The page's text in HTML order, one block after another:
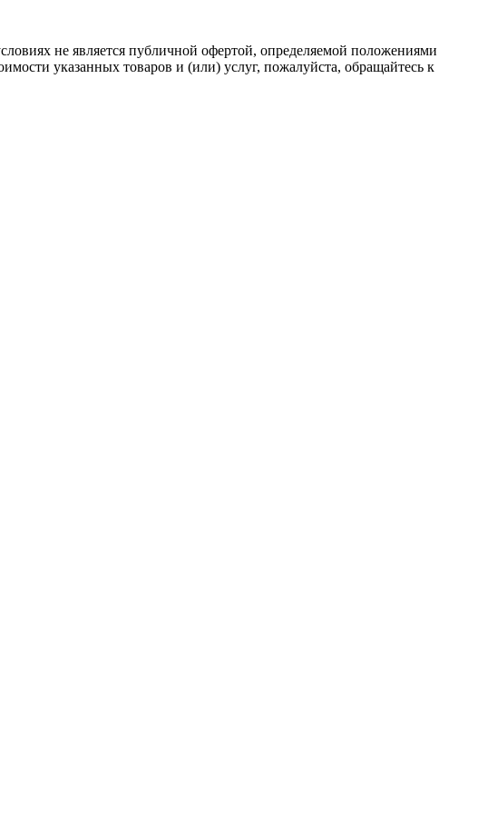
не является публичной офертой, определяемой положениями
указанных товаров и (или) услуг, пожалуйста, обращайтесь к